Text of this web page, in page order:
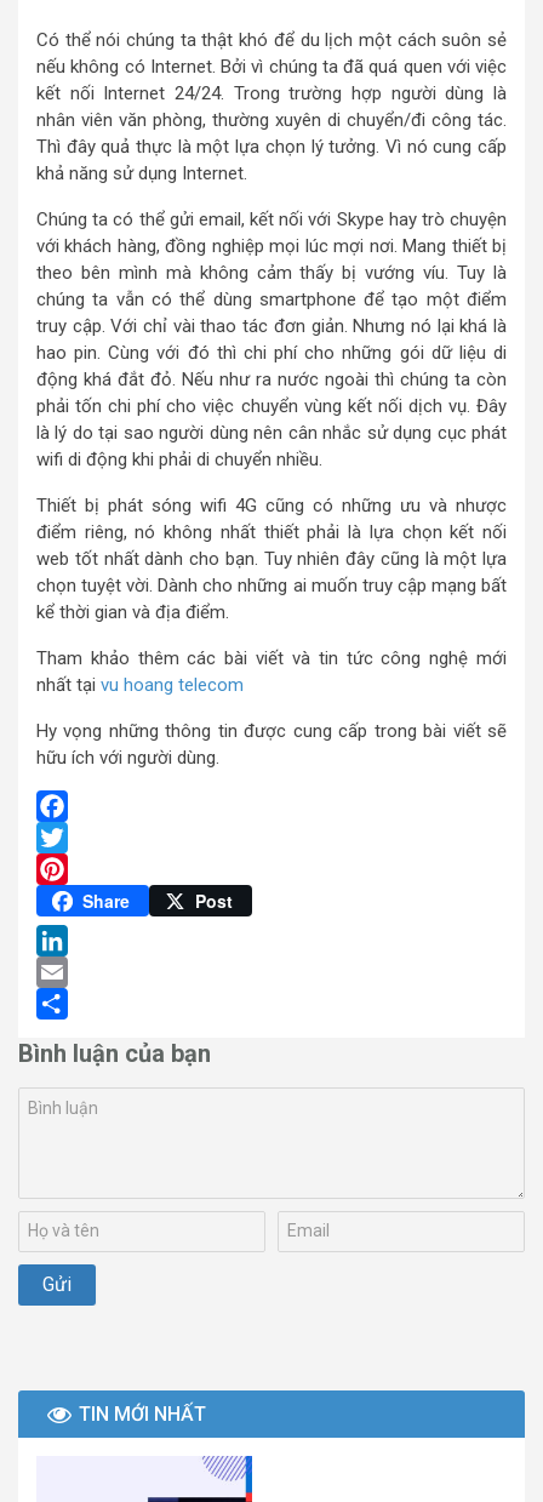
Có thể nói chúng ta thật khó để du lịch một cách suôn sẻ
nếu không có Internet. Bởi vì chúng ta đã quá quen với việc
kết nối Internet 24/24. Trong trường hợp người dùng là
nhân viên văn phòng, thường xuyên di chuyển/đi công tác.
Thì đây quả thực là một lựa chọn lý tưởng. Vì nó cung cấp
khả năng sử dụng Internet.
Chúng ta có thể gửi email, kết nối với Skype hay trò chuyện
với khách hàng, đồng nghiệp mọi lúc mợi nơi. Mang thiết bị
theo bên mình mà không cảm thấy bị vướng víu. Tuy là
chúng ta vẫn có thể dùng smartphone để tạo một điểm
truy cập. Với chỉ vài thao tác đơn giản. Nhưng nó lại khá là
hao pin. Cùng với đó thì chi phí cho những gói dữ liệu di
động khá đắt đỏ. Nếu như ra nước ngoài thì chúng ta còn
phải tốn chi phí cho việc chuyển vùng kết nối dịch vụ. Đây
là lý do tại sao người dùng nên cân nhắc sử dụng cục phát
wifi di động khi phải di chuyển nhiều.
Thiết bị phát sóng wifi 4G cũng có những ưu và nhược
điểm riêng, nó không nhất thiết phải là lựa chọn kết nối
web tốt nhất dành cho bạn. Tuy nhiên đây cũng là một lựa
chọn tuyệt vời. Dành cho những ai muốn truy cập mạng bất
kể thời gian và địa điểm.
Tham khảo thêm các bài viết và tin tức công nghệ mới
nhất tại vu hoang telecom
Hy vọng những thông tin được cung cấp trong bài viết sẽ
hữu ích với người dùng.
Facebook
Twitter
Pinterest
Share Post
LinkedIn
Email
Bình luận của bạn
TIN MỚI NHẤT